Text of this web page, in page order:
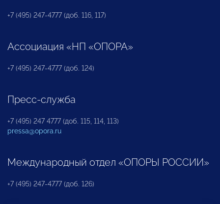
+7 (495) 247-4777 (доб. 116, 117)
Ассоциация «НП «ОПОРА»
+7 (495) 247-4777 (доб. 124)
Пресс-служба
+7 (495) 247 4777 (доб. 115, 114, 113)
pressa@opora.ru
Международный отдел «ОПОРЫ РОССИИ»
+7 (495) 247-4777 (доб. 126)